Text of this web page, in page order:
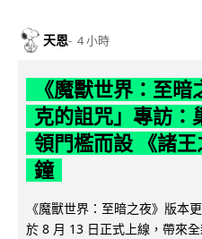
天恩 4 小時
《魔獸世界：至
克的詛咒」專訪：
領門檻而設 《諸
鐘
《魔獸世界：至暗之夜》版本
於 8 月 13 日正式上線，帶來